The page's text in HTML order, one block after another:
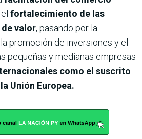
fortalecimiento de las
valor, pasando por la
promoción de inversiones y el
pequeñas y medianas empresas
como el suscrito
Unión Europea.